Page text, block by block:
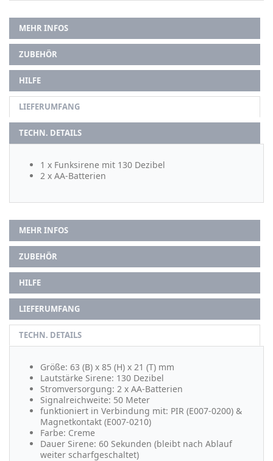
MEHR INFOS
ZUBEHÖR
HILFE
LIEFERUMFANG
TECHN. DETAILS
1 x Funksirene mit 130 Dezibel
2 x AA-Batterien
MEHR INFOS
ZUBEHÖR
HILFE
LIEFERUMFANG
TECHN. DETAILS
Größe: 63 (B) x 85 (H) x 21 (T) mm
Lautstärke Sirene: 130 Dezibel
Stromversorgung: 2 x AA-Batterien
Signalreichweite: 50 Meter
funktioniert in Verbindung mit: PIR (E007-0200) &
Magnetkontakt (E007-0210)
Farbe: Creme
Dauer Sirene: 60 Sekunden (bleibt nach Ablauf
weiter scharfgeschaltet)